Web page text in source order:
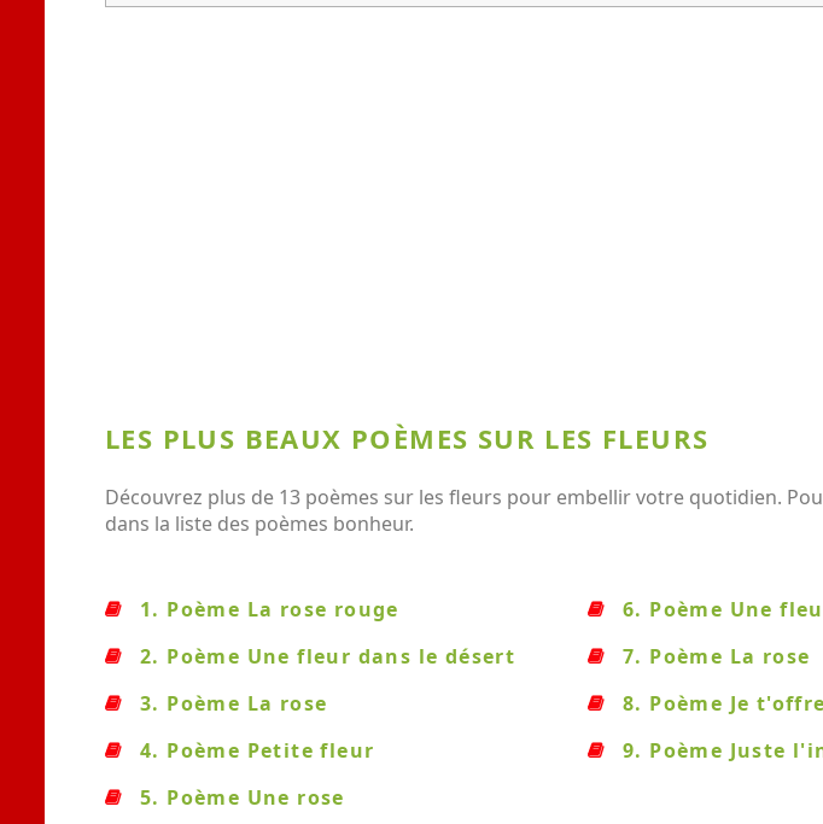
LES PLUS BEAUX POÈMES SUR LES FLEURS
Découvrez plus de 13 poèmes sur les fleurs pour embellir votre quotidien.
dans la liste des poèmes bonheur.
1. Poème La rose rouge
2. Poème Une fleur dans le désert
3. Poème La rose
4. Poème Petite fleur
5. Poème Une rose
6. Poème Une
7. Poème La rose
8. Poème Je
9. Poème Juste